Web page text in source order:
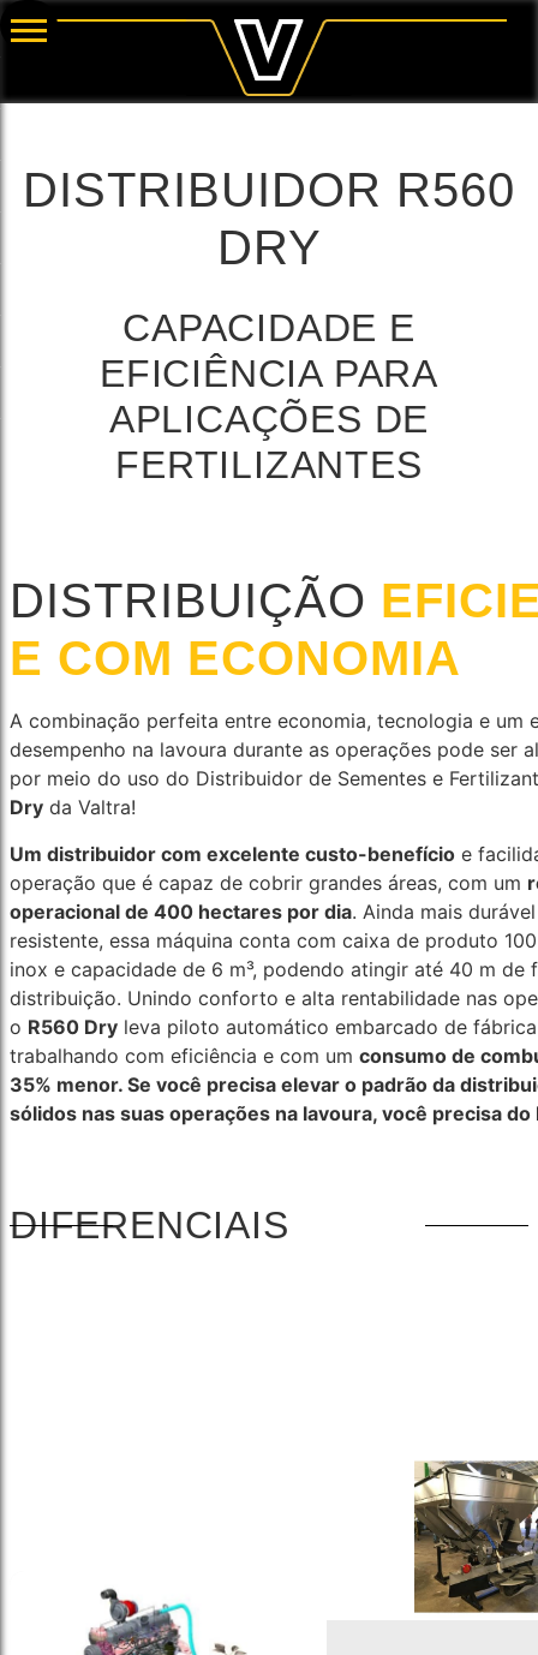
DISTRIBUIDOR R560
DRY
CAPACIDADE E
EFICIÊNCIA PARA
APLICAÇÕES DE
FERTILIZANTES
DISTRIBUIÇÃO
E COM ECONOMIA
A combinação perfeita entre economia, tecnologia e um
desempenho na lavoura durante as operações pode ser
por meio do uso do Distribuidor de Sementes e
Dry da Valtra!
Um distribuidor com excelente custo-benefício e
operação que é capaz de cobrir grandes áreas, com um
operacional de 400 hectares por dia. Ainda mais
resistente, essa máquina conta com caixa de produto
inox e capacidade de 6 m³, podendo atingir até 40 m de
distribuição. Unindo conforto e alta rentabilidade nas
o R560 Dry leva piloto automático embarcado de
trabalhando com eficiência e com um consumo de
35% menor. Se você precisa elevar o padrão da
sólidos nas suas operações na lavoura, você precisa do
DIFERENCIAIS